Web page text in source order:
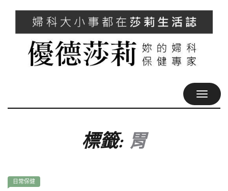
標籤: 胃
日常保健